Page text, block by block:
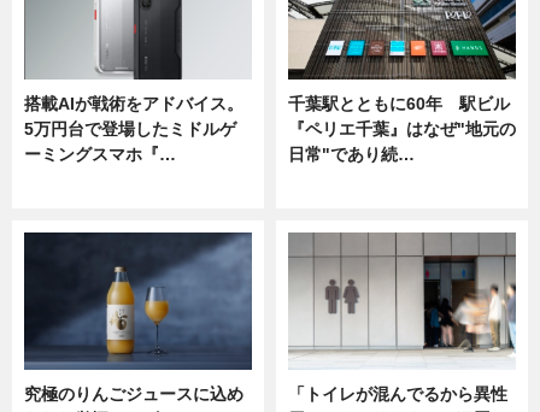
搭載AIが戦術をアドバイス。
5万円台で登場したミドルゲ
ーミングスマホ『…
千葉駅とともに60年 駅ビル
『ペリエ千葉』はなぜ"地元の
日常"であり続…
究極のりんごジュースに込め
「トイレが混んでるから異性